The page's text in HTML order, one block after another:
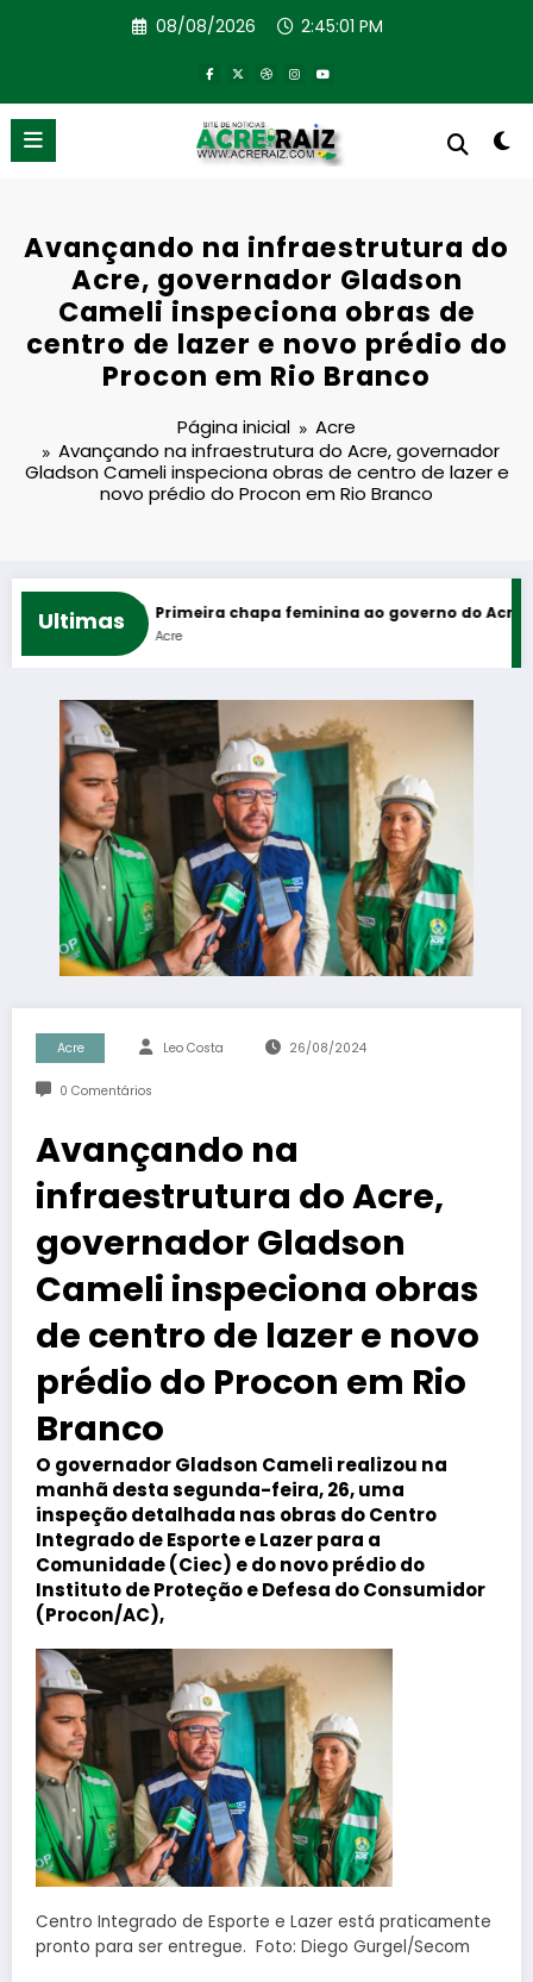
08/08/2026 2:45:01 PM
Avançando na infraestrutura do
Acre, governador Gladson
Cameli inspeciona obras de
centro de lazer e novo prédio do
Procon em Rio Branco
Página inicial
Acre
Avançando na infraestrutura do Acre, governador
Gladson Cameli inspeciona obras de centro de lazer e
novo prédio do Procon em Rio Branco
Ultimas
Primeira chapa feminina ao governo do Acre reúne
Acre Leo Costa 26/08/2024
0 Comentários
Avançando na
infraestrutura do Acre,
governador Gladson
Cameli inspeciona obras
de centro de lazer e novo
prédio do Procon em Rio
Branco
O governador Gladson Cameli realizou na
manhã desta segunda-feira, 26, uma
inspeção detalhada nas obras do Centro
Integrado de Esporte e Lazer para a
Comunidade (Ciec) e do novo prédio do
Instituto de Proteção e Defesa do Consumidor
(Procon/AC),
Centro Integrado de Esporte e Lazer está praticamente
pronto para ser entregue. Foto: Diego Gurgel/Secom